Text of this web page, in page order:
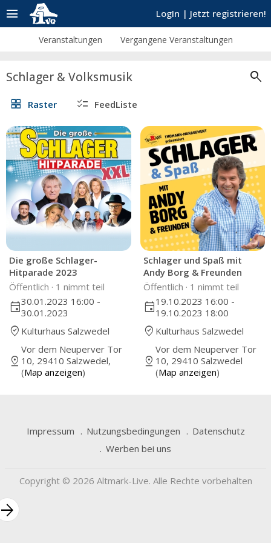
LogIn | Jetzt registrieren!
menu
Veranstaltungen Vergangene Veranstaltungen
Schlager & Volksmusik search
grid_view Raster checklist FeedListe
Die große Schlager-
Hitparade 2023
Öffentlich · 1 nimmt teil
event30.01.2023 16:00 -
30.01.2023
where_to_vote Kulturhaus Salzwedel
pin_drop
Vor dem Neuperver Tor
10, 29410 Salzwedel,
(Map anzeigen)
Schlager und Spaß mit
Andy Borg & Freunden
Öffentlich · 1 nimmt teil
event19.10.2023 16:00 -
19.10.2023 18:00
where_to_vote Kulturhaus Salzwedel
pin_drop
Vor dem Neuperver Tor
10, 29410 Salzwedel
(Map anzeigen)
Impressum Nutzungsbedingungen
Datenschutz
Werben bei uns
Copyright © 2026 Altmark-Live. Alle Rechte vorbehalten